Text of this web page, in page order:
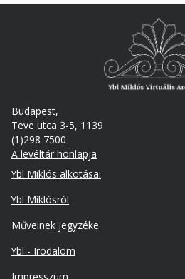
Budapest,
Teve utca 3-5, 1139
(1)298 7500
A levéltár honlapja
Footer
Ybl Miklós alkotásai
Ybl Miklósról
Műveinek jegyzéke
Ybl - Irodalom
Lábléc
Impresszum